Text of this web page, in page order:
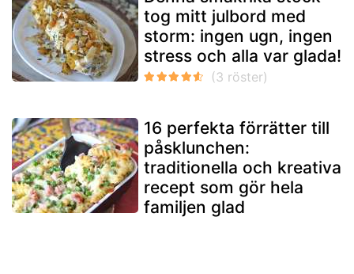
tog mitt julbord med
storm: ingen ugn, ingen
stress och alla var glada!
16 perfekta förrätter till
påsklunchen:
traditionella och kreativa
recept som gör hela
familjen glad